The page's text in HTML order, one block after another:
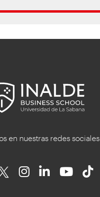
en nuestras redes sociales